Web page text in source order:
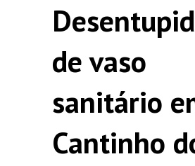
de vaso
sanitário
Cantinho